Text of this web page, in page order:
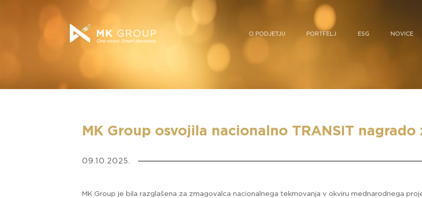
O PODJETJU PORTFELJ ESG NOVICE
MK Group osvojila nacionalno TRANSIT
09.10.2025.
MK Group je bila razglašena za zmagovalca nacionalnega tekmovanja v okviru mednarodnega